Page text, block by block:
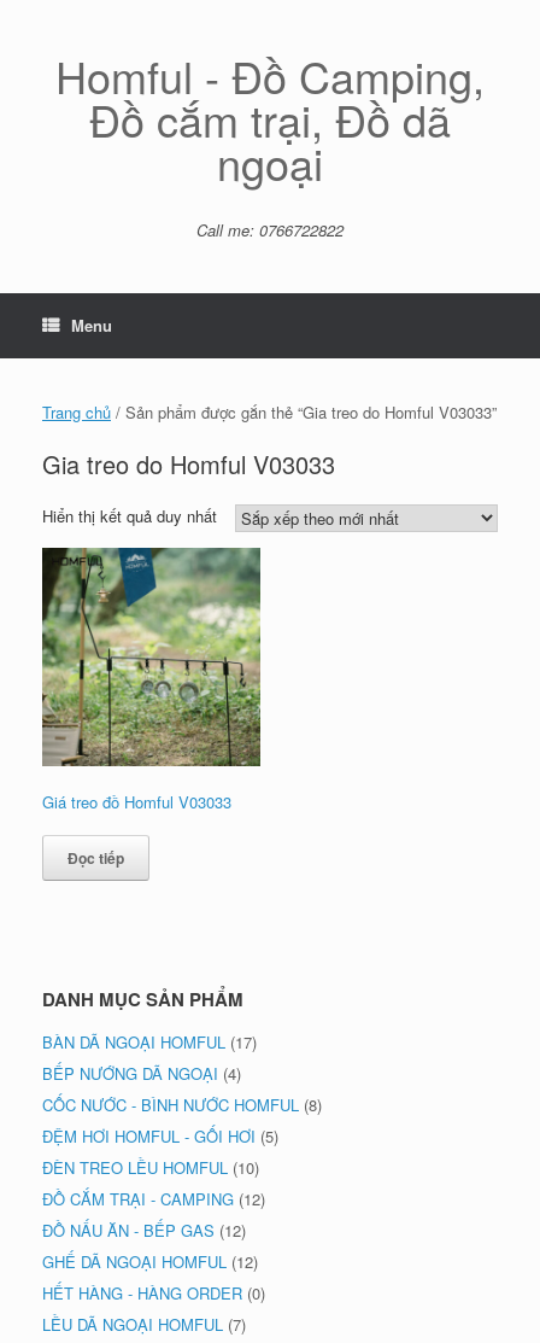
Homful - Đồ Camping,
Đồ cắm trại, Đồ dã
ngoại
Call me: 0766722822
Menu
Trang chủ / Sản phẩm được gắn thẻ “Gia treo do Homful V03033”
Gia treo do Homful V03033
Hiển thị kết quả duy nhất
Giá treo đồ Homful V03033
Đọc tiếp
DANH MỤC SẢN PHẨM
BÀN DÃ NGOẠI HOMFUL (17)
BẾP NƯỚNG DÃ NGOẠI (4)
CỐC NƯỚC - BÌNH NƯỚC HOMFUL (8)
ĐỆM HƠI HOMFUL - GỐI HƠI (5)
ĐÈN TREO LỀU HOMFUL (10)
ĐỒ CẮM TRẠI - CAMPING (12)
ĐỒ NẤU ĂN - BẾP GAS (12)
GHẾ DÃ NGOẠI HOMFUL (12)
HẾT HÀNG - HÀNG ORDER (0)
LỀU DÃ NGOẠI HOMFUL (7)